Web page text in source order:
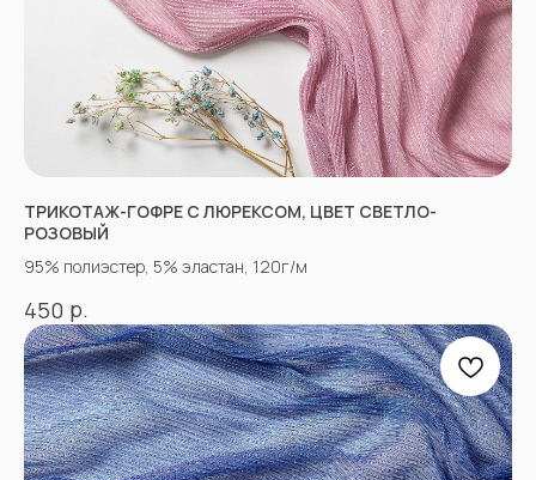
ТРИКОТАЖ-ГОФРЕ С ЛЮРЕКСОМ, ЦВЕТ СВЕТЛО-
РОЗОВЫЙ
95% полиэстер, 5% эластан, 120г/м
450 р.
+7
НЕ НАШЛИ НУЖНУЮ
ТКАНЬ? ОСТАЛИСЬ
ВОПРОСЫ?
Заполните форму, и наши менеджеры
вопросы.